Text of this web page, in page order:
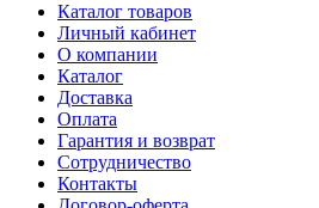
Каталог товаров
Личный кабинет
О компании
Каталог
Доставка
Оплата
Гарантия и возврат
Сотрудничество
Контакты